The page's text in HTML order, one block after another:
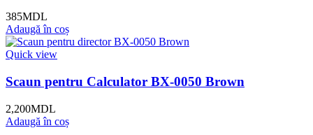
385MDL
Adaugă în coș
Quick view
Scaun pentru Calculator BX-0050 Brown
2,200MDL
Adaugă în coș